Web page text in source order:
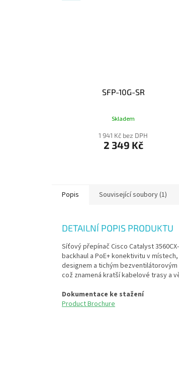
SFP-10G-SR
Skladem
1 941 Kč bez DPH
2 349 Kč
Popis Související soubory (1)
DETAILNÍ POPIS PRODUKTU
Síťový přepínač Cisco Catalyst
backhaul a PoE+ konektivitu v
designem a tichým
což znamená kratší kabelové trasy a
Dokumentace ke stažení
Product Brochure